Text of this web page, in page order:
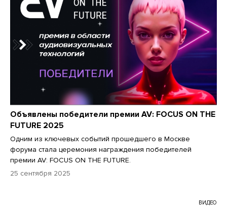
Объявлены победители премии AV: FOCUS ON THE
FUTURE 2025
Одним из ключевых событий прошедшего в Москве
форума стала церемония награждения победителей
премии AV: FOCUS ON THE FUTURE.
25 сентября 2025
ВИДЕО